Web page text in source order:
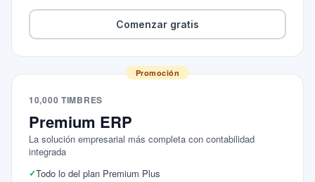
Comenzar gratis
Promoción
10,000 TIMBRES
Premium ERP
La solución empresarial más completa con contabilidad
integrada
Todo lo del plan Premium Plus